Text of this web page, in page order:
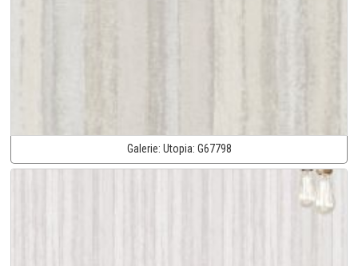
Galerie: Utopia: G67798